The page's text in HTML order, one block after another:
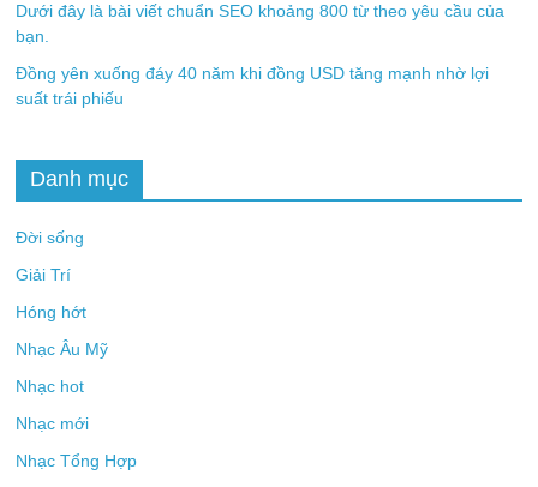
Dưới đây là bài viết chuẩn SEO khoảng 800 từ theo yêu cầu của
bạn.
Đồng yên xuống đáy 40 năm khi đồng USD tăng mạnh nhờ lợi
suất trái phiếu
Danh mục
Đời sống
Giải Trí
Hóng hớt
Nhạc Âu Mỹ
Nhạc hot
Nhạc mới
Nhạc Tổng Hợp